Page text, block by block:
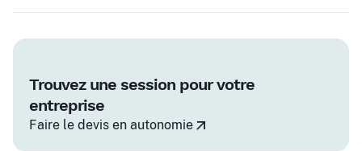
Trouvez une session pour votre
entreprise
Faire le devis en autonomie